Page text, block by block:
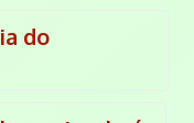
do